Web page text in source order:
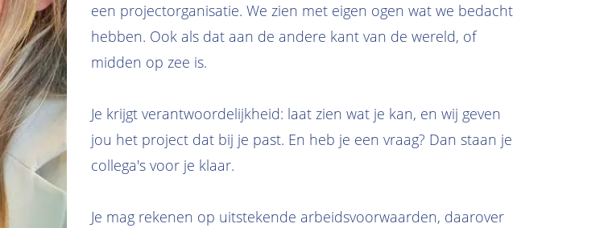
een projectorganisatie. We zien met eigen ogen wat we bedacht
hebben. Ook als dat aan de andere kant van de wereld, of
midden op zee is.
Je krijgt verantwoordelijkheid: laat zien wat je kan, en wij geven
jou het project dat bij je past. En heb je een vraag? Dan staan je
collega's voor je klaar.
Je mag rekenen op uitstekende arbeidsvoorwaarden, daarover